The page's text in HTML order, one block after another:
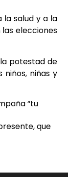
la salud y a la
elecciones
potestad de
niñas y
“tu
que